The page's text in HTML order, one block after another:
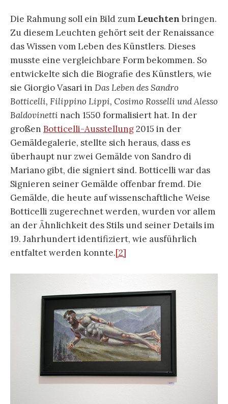
Die Rahmung soll ein Bild zum Leuchten bringen.
Zu diesem Leuchten gehört seit der Renaissance
das Wissen vom Leben des Künstlers. Dieses
musste eine vergleichbare Form bekommen. So
entwickelte sich die Biografie des Künstlers, wie
sie Giorgio Vasari in Das Leben des Sandro
Botticelli, Filippino Lippi, Cosimo Rosselli und Alesso
Baldovinetti nach 1550 formalisiert hat. In der
großen Botticelli-Ausstellung2015 in der
Gemäldegalerie, stellte sich heraus, dass es
überhaupt nur zwei Gemälde von Sandro di
Mariano gibt, die signiert sind. Botticelli war das
Signieren seiner Gemälde offenbar fremd. Die
Gemälde, die heute auf wissenschaftliche Weise
Botticelli zugerechnet werden, wurden vor allem
an der Ähnlichkeit des Stils und seiner Details im
19. Jahrhundert identifiziert, wie ausführlich
entfaltet werden konnte.[2]